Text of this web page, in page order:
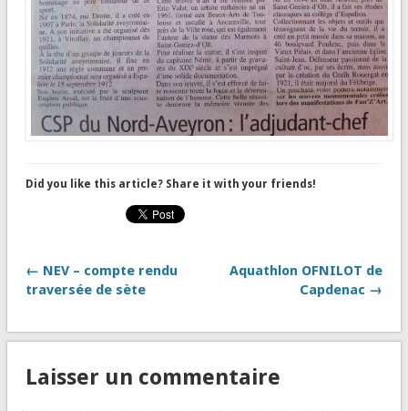
Did you like this article? Share it with your friends!
← NEV – compte rendu
traversée de sète
Aquathlon OFNILOT de
Capdenac →
Laisser un commentaire